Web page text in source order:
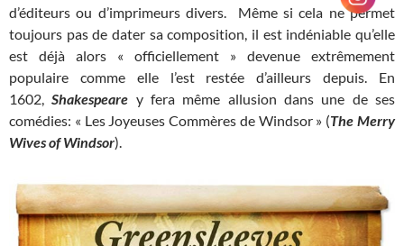
d’éditeurs ou d’imprimeurs divers. Même si cela ne permet
toujours pas de dater sa composition, il est indéniable qu’elle
est déjà alors « officiellement » devenue extrêmement
populaire comme elle l’est restée d’ailleurs depuis. En
1602,Shakespeare y fera même allusion dans une de ses
comédies: « Les Joyeuses Commères de Windsor » (The Merry
Wives of Windsor).